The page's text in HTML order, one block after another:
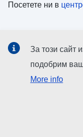
Посетете ни в
Вижте профили на
Институции и
За този сайт
подобрим
More info